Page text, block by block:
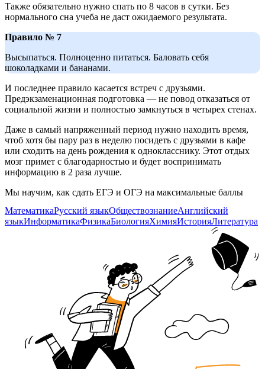
Также обязательно нужно спать по 8 часов в сутки. Без
нормального сна учеба не даст ожидаемого результата.
Правило № 7
Высыпаться. Полноценно питаться. Баловать себя
шоколадками и бананами.
И последнее правило касается встреч с друзьями.
Предэкзаменационная подготовка — не повод отказаться от
социальной жизни и полностью замкнуться в четырех стенах.
Даже в самый напряженный период нужно находить время,
чтоб хотя бы пару раз в неделю посидеть с друзьями в кафе
или сходить на день рождения к однокласснику. Этот отдых
мозг примет с благодарностью и будет воспринимать
информацию в 2 раза лучше.
Мы научим, как сдать ЕГЭ и ОГЭ на максимальные баллы
МатематикаРусский языкОбществознаниеАнглийский
языкИнформатикаФизикаБиологияХимияИсторияЛитература